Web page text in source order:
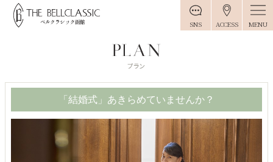
SNS ACCESS MENU
「結婚式」あきらめていませんか？